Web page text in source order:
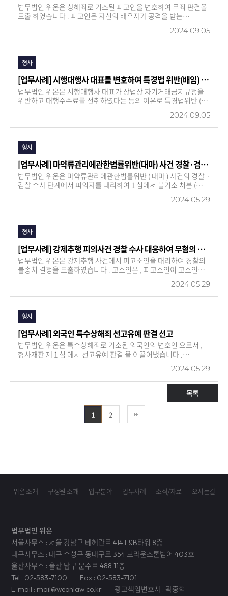
법무법인 위온은 상해죄로 기소된 피고인을 변호하여 무죄 판결을
도출 하였습니다 . 피고인은 자신의 배우자가 공격을 받는
피고인의 유형력 행사로 인해 상해를 입었다고 주장하며 고소를
제기하였습니다 . 수사기관…
2024.09.05
형사
[업무사례] 시행대행사 대표를 변호하여 특경법 위반(배임) 사건에서 무죄판결 도출
법무법인 위온은 시행대행사 대표가 상법상 자기거래금지규정을
위반하고 대행수수료를 선취하였다는 등의 이유로 특경법위반 (
시행대행계약을 체결하면서 상법상 자기거래금지 ( 상법 제 398 …
2024.09.05
형사
[업무사례] 마약류관리에관한법률위반(대마) 사건 경찰·검찰 수사 대응하여 불기소 처분(기소유예) 도출
법무법인 위온은 마약류관리에관한법률위반 ( 대마 ) 사건의 경찰 ·
검찰 수사 단계에서 피의자를 대리하여 1 심에서 불기소 처분 (
대마를 흡입한 횟수가 극히 적었던 점 , 피의자는 진…
2024.05.29
형사
[업무사례] 강제추행 피의사건 경찰 수사 대응하여 무혐의 결정 도출
법무법인 위온은 강제추행 사건에서 피고소인을 대리하여 경찰의
불송치 결정을 도출하였습니다 . 고소인은 , 피고소인이 고소인의
의사에 반하여 고소인의 옆구리를 움켜잡는 방법으로 고소인을
강제추행하였다고 주장하며 고소를 제기하였습니다 . 법무법인
위온은 고소인의 진술 외에는 고소인의 주장을 뒷받침할 만한
2024.05.29
형사
[업무사례] 외국인 특수상해죄 선고유예 판결 선고
법무법인 위온은 특수상해죄로 기소된 외국인의 변호인 으로서 ,
형사재판 제 1 심 에서 선고유예 판결 을 이끌어냈습니다 .
외국인은 집행유예를 받더라도 금고 또는 징역형이 선고되는…
2024.05.29
목록
1 2
위온 소개 구성원 소개 업무분야 업무사례 소식/자료 오시는길
법무법인 위온
서울사무소 : 서울 강남구 테헤란로 414 L&B타워 8층
대구사무소 : 대구 수성구 동대구로 354 브라운스톤범어 403호
울산사무소 : 울산 남구 문수로 488 11층
Tel : 02-583-7100
Fax : 02-583-7101
E-mail : mail@weonlaw.co.kr
광고책임변호사 : 곽중혁